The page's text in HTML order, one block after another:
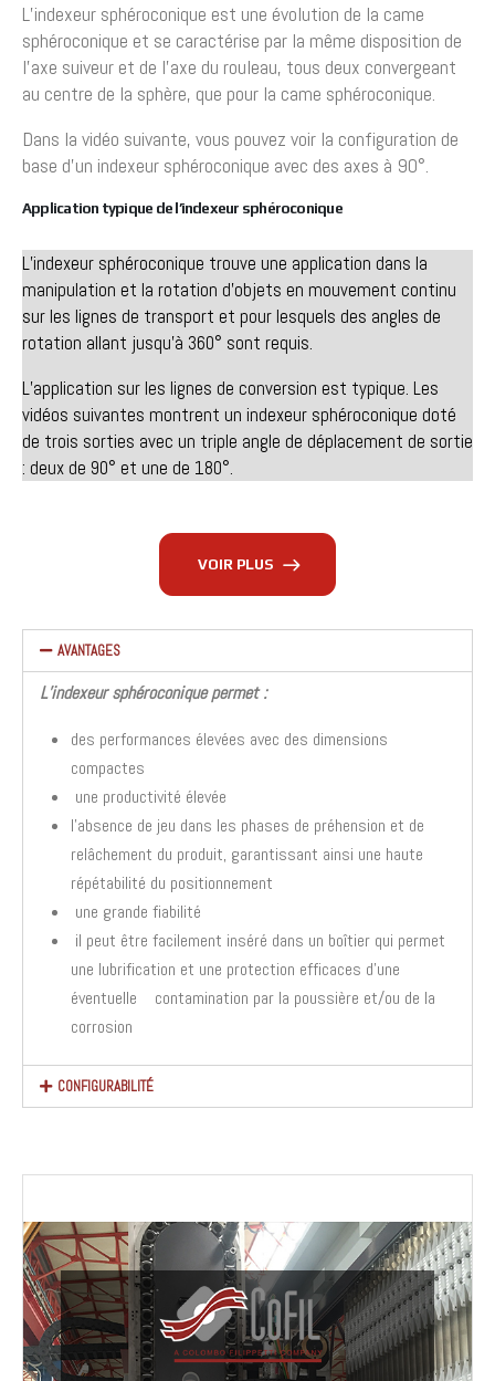
L’indexeur sphéroconique est une évolution de la came
sphéroconique et se caractérise par la même disposition de
l’axe suiveur et de l’axe du rouleau, tous deux convergeant
au centre de la sphère, que pour la came sphéroconique.
Dans la vidéo suivante, vous pouvez voir la configuration de
base d’un indexeur sphéroconique avec des axes à 90°.
Application typique de l’indexeur sphéroconique
L’indexeur sphéroconique trouve une application dans la
manipulation et la rotation d’objets en mouvement continu
sur les lignes de transport et pour lesquels des angles de
rotation allant jusqu’à 360° sont requis.
L’application sur les lignes de conversion est typique. Les
vidéos suivantes montrent un indexeur sphéroconique doté
de trois sorties avec un triple angle de déplacement de sortie
: deux de 90° et une de 180°.
VOIR PLUS
AVANTAGES
L’indexeur sphéroconique permet :
des performances élevées avec des dimensions
compactes
une productivité élevée
l’absence de jeu dans les phases de préhension et de
relâchement du produit, garantissant ainsi une haute
répétabilité du positionnement
une grande fiabilité
il peut être facilement inséré dans un boîtier qui permet
une lubrification et une protection efficaces d’une
éventuelle contamination par la poussière et/ou de la
corrosion
CONFIGURABILITÉ